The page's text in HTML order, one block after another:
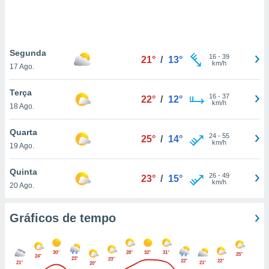
nós e
únicos
para
e
este sitio
IP e
com
Segunda
17 Ago.
21° / 13° 16- 39
km/h
Terça
18 Ago.
22° / 12° 16- 37
km/h
Quarta
19 Ago.
25° / 14° 24- 55
km/h
Quinta
20 Ago.
23° / 15° 26- 49
km/h
Gráficos de tempo
21°
24°
30°
23°
20°
23°
28° 32°
31°
22°
21° 22°
25°